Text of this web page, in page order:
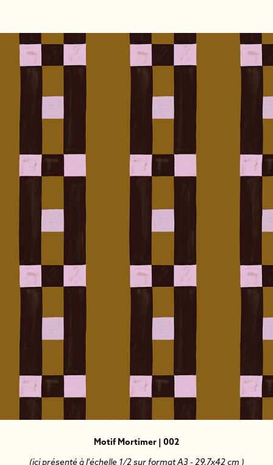
Motif Mortimer | 002
(ici présenté à l'échelle 1/2 sur format A3 - 29,7x42 cm )